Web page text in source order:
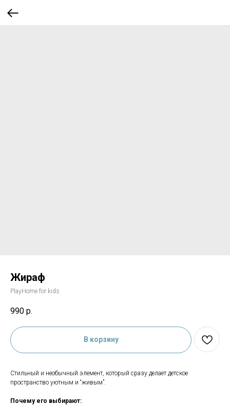
Жираф
PlayHome for kids
990 р.
В корзину
Стильный и необычный элемент, который сразу делает детское
пространство уютным и “живым”.
Почему его выбирают: